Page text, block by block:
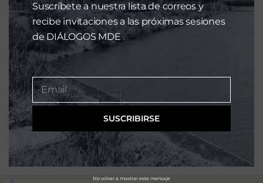
ENVIAR MENSAJE →
Suscríbete a nuestra lista de correos y
recibe invitaciones a las próximas sesiones
de DIÁLOGOS MDE
EMAIL
Email
SUSCRIBIRSE
No volver a mostrar este mensaje